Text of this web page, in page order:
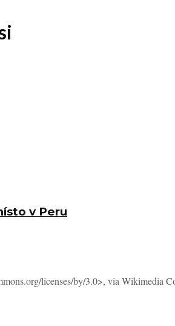
v Peru
licenses/by/3.0>, via Wikimedia